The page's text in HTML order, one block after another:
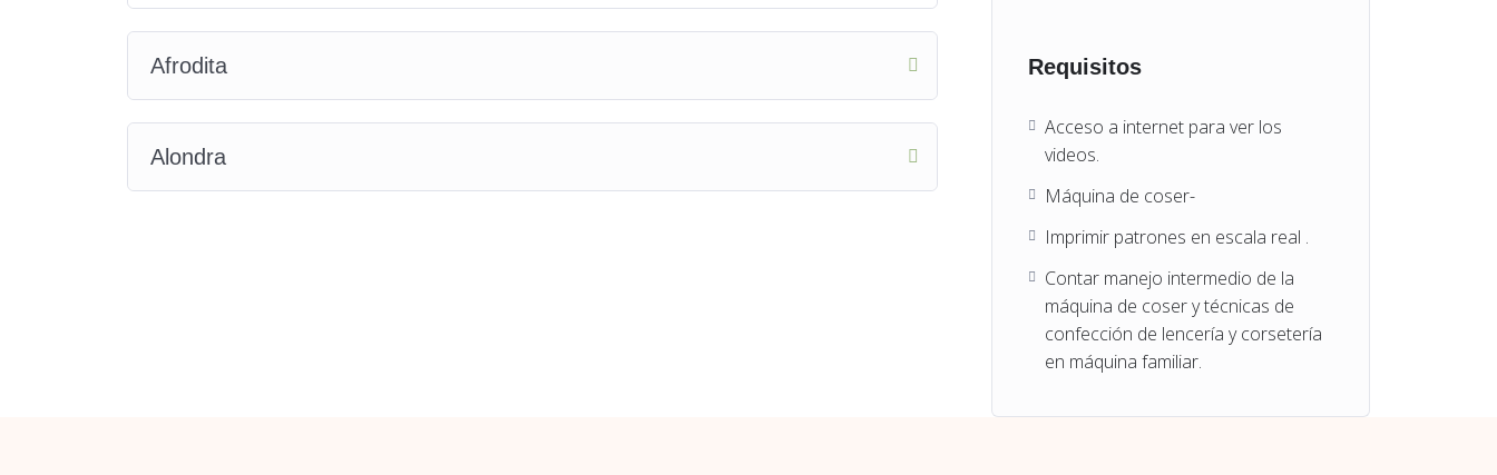
Afrodita
Alondra
Requisitos
Acceso a internet para ver los
videos.
Máquina de coser-
Imprimir patrones en escala real .
Contar manejo intermedio de la
máquina de coser y técnicas de
confección de lencería y corsetería
en máquina familiar.